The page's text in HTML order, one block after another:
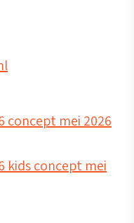
concept mei 2026
kids concept mei